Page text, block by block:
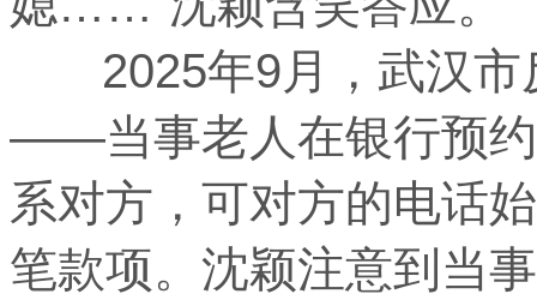
2025年9月，武汉市
——当事老人在银行预约
系对方，可对方的电话
笔款项。沈颖注意到当